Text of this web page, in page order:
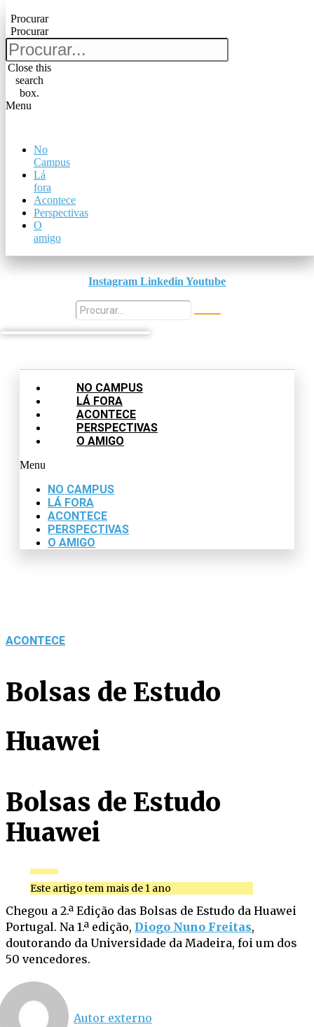
Procurar
Procurar
Close this
search
box.
Menu
No
Campus
Lá
fora
Acontece
Perspectivas
O
amigo
Procurar
Procurar
Close this
search
box.
No
Campus
Lá
fora
Acontece
Perspectivas
O
amigo
Instagram Linkedin Youtube
NO CAMPUS
LÁ FORA
ACONTECE
PERSPECTIVAS
O AMIGO
Menu
NO CAMPUS
LÁ FORA
ACONTECE
PERSPECTIVAS
O AMIGO
ACONTECE
Bolsas de Estudo
Huawei
Bolsas de Estudo
Huawei
Este artigo tem mais de 1 ano
Chegou a 2.ª Edição das Bolsas de Estudo da Huawei
Portugal. Na 1.ª edição, Diogo Nuno Freitas,
doutorando da Universidade da Madeira, foi um dos
50 vencedores.
Autor externo